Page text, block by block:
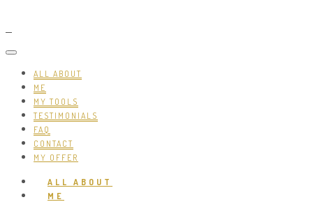
ALL ABOUT
ME
MY TOOLS
TESTIMONIALS
FAQ
CONTACT
MY OFFER
ALL ABOUT
ME